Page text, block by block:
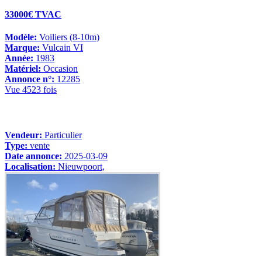
33000€ TVAC
Modèle: Voiliers (8-10m)
Marque: Vulcain VI
Année: 1983
Matériel: Occasion
Annonce n°: 12285
Vue 4523 fois
Vendeur: Particulier
Type: vente
Date annonce: 2025-03-09
Localisation: Nieuwpoort,